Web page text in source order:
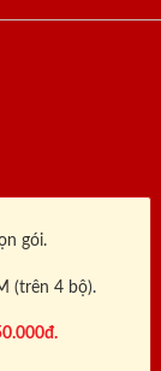
gói.
(trên 4 bộ).